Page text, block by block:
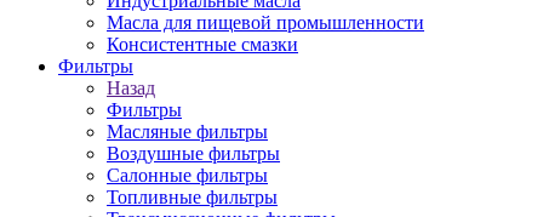
Масла для пищевой промышленности
Консистентные смазки
Фильтры
Назад
Фильтры
Масляные фильтры
Воздушные фильтры
Салонные фильтры
Топливные фильтры